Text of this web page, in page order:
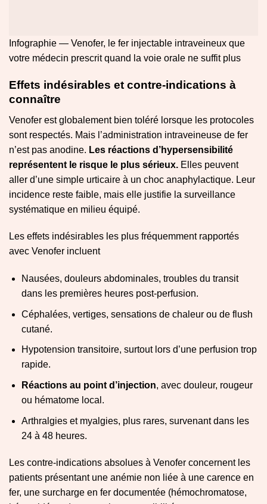
Infographie — Venofer, le fer injectable intraveineux que
votre médecin prescrit quand la voie orale ne suffit plus
Effets indésirables et contre-indications à
connaître
Venofer est globalement bien toléré lorsque les protocoles
sont respectés. Mais l’administration intraveineuse de fer
n’est pas anodine. Les réactions d’hypersensibilité
représentent le risque le plus sérieux. Elles peuvent
aller d’une simple urticaire à un choc anaphylactique. Leur
incidence reste faible, mais elle justifie la surveillance
systématique en milieu équipé.
Les effets indésirables les plus fréquemment rapportés
avec Venofer incluent
Nausées, douleurs abdominales, troubles du transit
dans les premières heures post-perfusion.
Céphalées, vertiges, sensations de chaleur ou de flush
cutané.
Hypotension transitoire, surtout lors d’une perfusion trop
rapide.
Réactions au point d’injection, avec douleur, rougeur
ou hématome local.
Arthralgies et myalgies, plus rares, survenant dans les
24 à 48 heures.
Les contre-indications absolues à Venofer concernent les
patients présentant une anémie non liée à une carence en
fer, une surcharge en fer documentée (hémochromatose,